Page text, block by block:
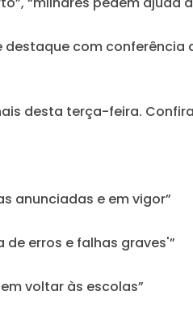
com
desta terça-feira.
anunciadas e em vigor”
de erros e falhas graves'”
voltar às escolas”